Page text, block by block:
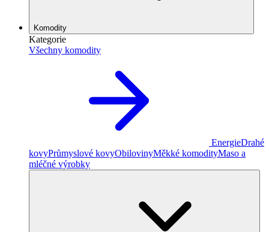
Komodity
Kategorie
Všechny komodity
EnergieDrahé
kovyPrůmyslové kovyObilovinyMěkké komodityMaso a
mléčné výrobky